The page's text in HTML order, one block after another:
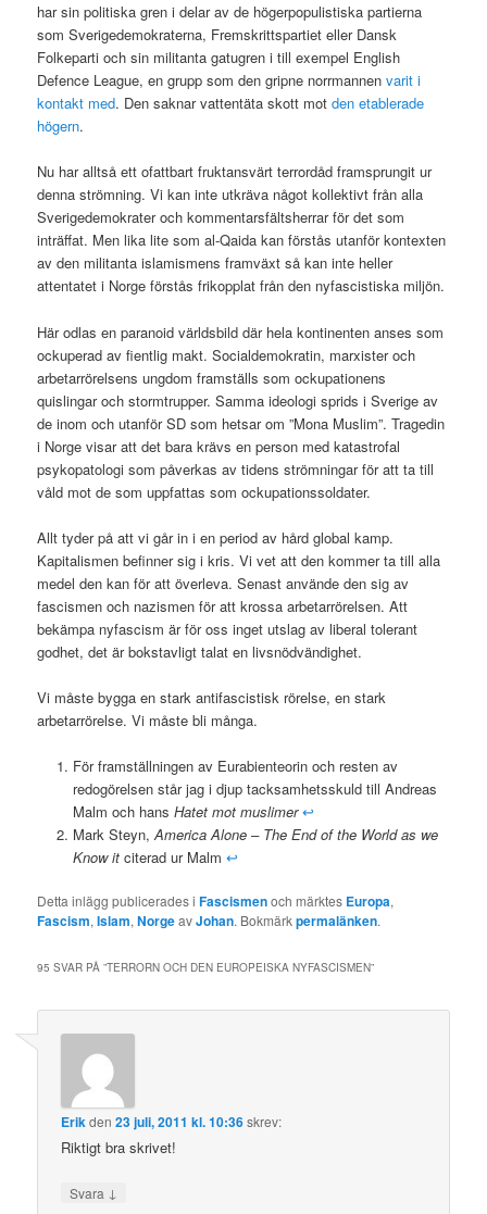
har sin politiska gren i delar av de högerpopulistiska partierna
som Sverigedemokraterna, Fremskrittspartiet eller Dansk
Folkeparti och sin militanta gatugren i till exempel English
Defence League, en grupp som den gripne norrmannenvarit i
kontakt med. Den saknar vattentäta skott motden etablerade
högern.
Nu har alltså ett ofattbart fruktansvärt terrordåd framsprungit ur
denna strömning. Vi kan inte utkräva något kollektivt från alla
Sverigedemokrater och kommentarsfältsherrar för det som
inträffat. Men lika lite som al-Qaida kan förstås utanför kontexten
av den militanta islamismens framväxt så kan inte heller
attentatet i Norge förstås frikopplat från den nyfascistiska miljön.
Här odlas en paranoid världsbild där hela kontinenten anses som
ockuperad av fientlig makt. Socialdemokratin, marxister och
arbetarrörelsens ungdom framställs som ockupationens
quislingar och stormtrupper. Samma ideologi sprids i Sverige av
de inom och utanför SD som hetsar om ”Mona Muslim”. Tragedin
i Norge visar att det bara krävs en person med katastrofal
psykopatologi som påverkas av tidens strömningar för att ta till
våld mot de som uppfattas som ockupationssoldater.
Allt tyder på att vi går in i en period av hård global kamp.
Kapitalismen befinner sig i kris. Vi vet att den kommer ta till alla
medel den kan för att överleva. Senast använde den sig av
fascismen och nazismen för att krossa arbetarrörelsen. Att
bekämpa nyfascism är för oss inget utslag av liberal tolerant
godhet, det är bokstavligt talat en livsnödvändighet.
Vi måste bygga en stark antifascistisk rörelse, en stark
arbetarrörelse. Vi måste bli många.
För framställningen av Eurabienteorin och resten av
redogörelsen står jag i djup tacksamhetsskuld till Andreas
Malm och hans Hatet mot muslimer ↩
Mark Steyn,America Alone – The End of the World as we
Know it citerad ur Malm ↩
Detta inlägg publicerades iFascismenoch märktes Europa,
Fascism,Islam,NorgeavJohan. Bokmärkpermalänken.
95 SVAR PÅ ”TERRORN OCH DEN EUROPEISKA NYFASCISMEN”
Erikden23 juli, 2011 kl. 10:36skrev:
Riktigt bra skrivet!
Svara ↓